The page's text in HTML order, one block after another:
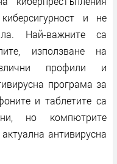
и не
Най-важните са
използване на
профили и
програма за
и таблетите са
но компютрите
антивирусна